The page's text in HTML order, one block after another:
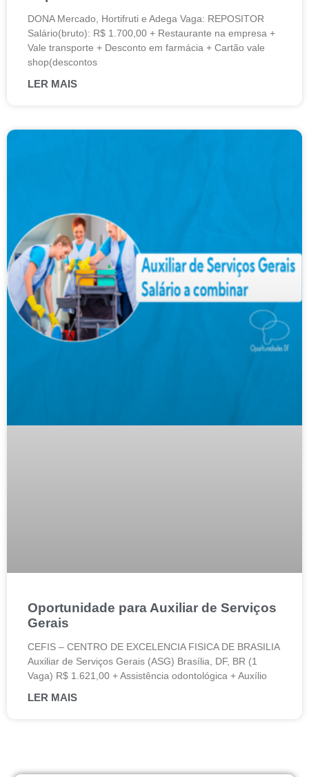
DONA Mercado, Hortifruti e Adega Vaga: REPOSITOR
Salário(bruto): R$ 1.700,00 + Restaurante na empresa +
Vale transporte + Desconto em farmácia + Cartão vale
shop(descontos
LER MAIS
Oportunidade para Auxiliar de Serviços
Gerais
CEFIS – CENTRO DE EXCELENCIA FISICA DE BRASILIA
Auxiliar de Serviços Gerais (ASG) Brasília, DF, BR (1
Vaga) R$ 1.621,00 + Assistência odontológica + Auxílio
LER MAIS